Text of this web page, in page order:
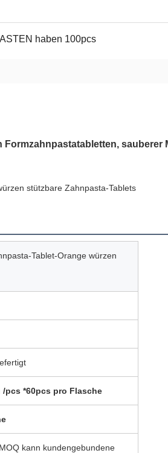
haben 100pcs
sauberer
stützbare Zahnpasta-Tablets
Tablet-Orange würzen
pcs *60pcs pro Flasche
kann kundengebundene